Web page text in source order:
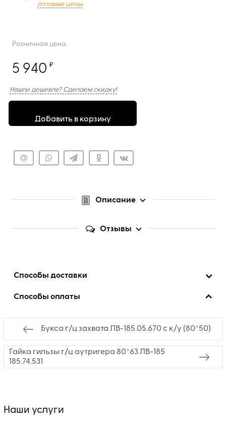
оптовые цены
Розничная цена
5 940 ₽
Нашли дешевле? Сделаем скидку!
Добавить в корзину
Описание
Отзывы
Способы доставки
Способы оплаты
Букса г/ц захвата ЛВ-185.05.670 с к/у (80*50)
Гайка гильзы г/ц аутригера 80*63 ЛВ-185
185.74.531
Наши услуги